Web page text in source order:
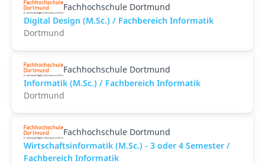
Fachhochschule Dortmund
Digital Design (M.Sc.) / Fachbereich Informatik
Dortmund
Fachhochschule Dortmund
Informatik (M.Sc.) / Fachbereich Informatik
Dortmund
Fachhochschule Dortmund
Wirtschaftsinformatik (M.Sc.) - 3 oder 4 Semester /
Fachbereich Informatik